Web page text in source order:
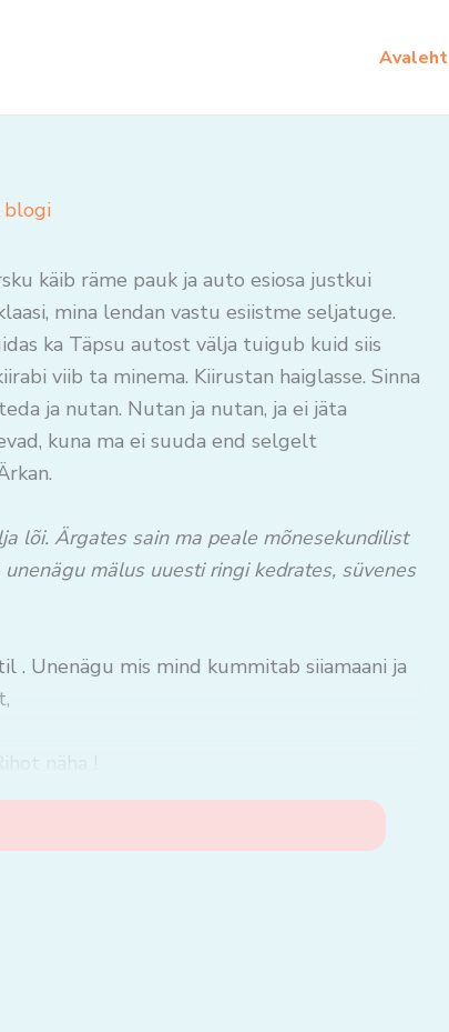
Avaleht
blogi
käib räme pauk ja auto esiosa justkui
mina lendan vastu esiistme seljatuge.
ka Täpsu autost välja tuigub kuid siis
viib ta minema. Kiirustan haiglasse. Sinna
ja nutan. Nutan ja nutan, ja ei jäta
kuna ma ei suuda end selgelt
lõi. Ärgates sain ma peale mõnesekundilist
mälus uuesti ringi kedrates, süvenes
. Unenägu mis mind kummitab siiamaani ja